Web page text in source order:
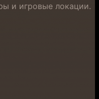
и игровые локации.